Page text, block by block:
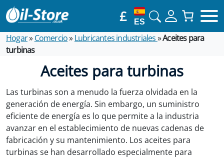
£ ES
Hogar» Comercio»Lubricantes industriales»Aceites para
turbinas
Aceites para turbinas
Las turbinas son a menudo la fuerza olvidada en la
generación de energía. Sin embargo, un suministro
eficiente de energía es lo que permite a la industria
avanzar en el establecimiento de nuevas cadenas de
fabricación y su mantenimiento. Los aceites para
turbinas se han desarrollado especialmente para